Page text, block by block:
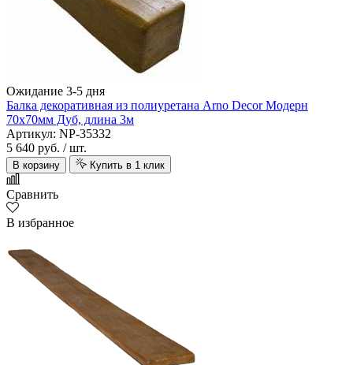
Ожидание 3-5 дня
Балка декоративная из полиуретана Arno Decor Модерн
70х70мм Дуб, длина 3м
Артикул: NP-35332
5 640 руб. / шт.
В корзину Купить в 1 клик
Сравнить
В избранное